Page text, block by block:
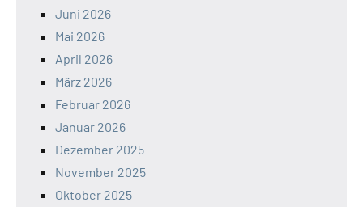
Juni 2026
Mai 2026
April 2026
März 2026
Februar 2026
Januar 2026
Dezember 2025
November 2025
Oktober 2025